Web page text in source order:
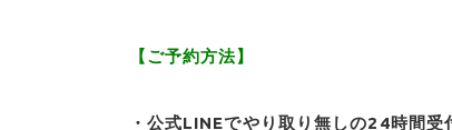
【ご予約方法】
・公式LINEでやり取り無しの24時間受